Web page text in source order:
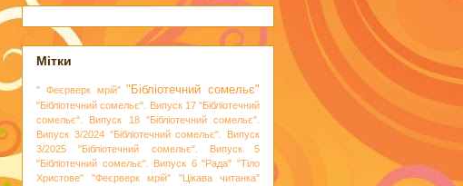
Мітки
" Феєрверк мрій" "Бібліотечний сомельє"
"Бібліотечний сомельє". Випуск 17 "Бібліотечний
сомельє". Випуск 18
"Бібліотечний сомельє".
Випуск 3/2024 "Бібліотечний сомельє". Випуск
3/2025
"Бібліотечний сомельє". Випуск 5
"Бібліотечний сомельє". Випуск 6 "Рада" "Тіло
Христове"
"Феєрверк мрій"
"Цікава читанка"